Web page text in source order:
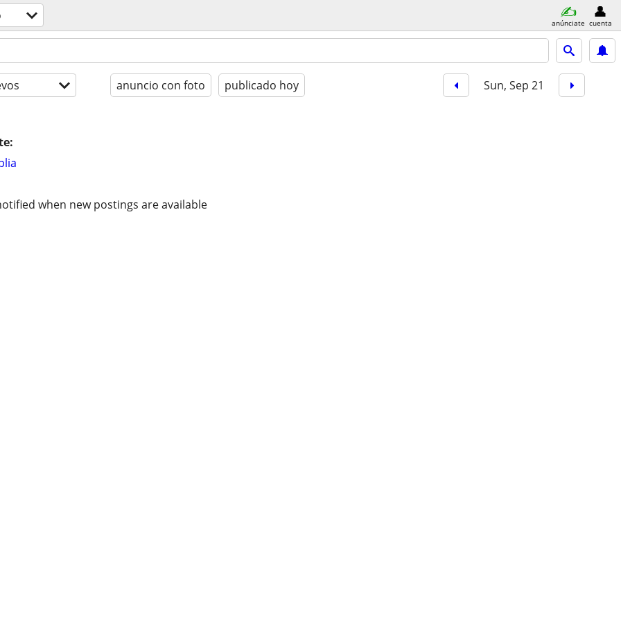
anúnciate cuenta
anuncio con foto publicado hoy Sun, Sep 21
when new postings are available